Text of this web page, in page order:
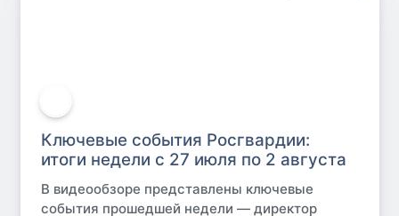
Ключевые события Росгвардии:
итоги недели с 27 июля по 2 августа
В видеообзоре представлены ключевые
события прошедшей недели — директор